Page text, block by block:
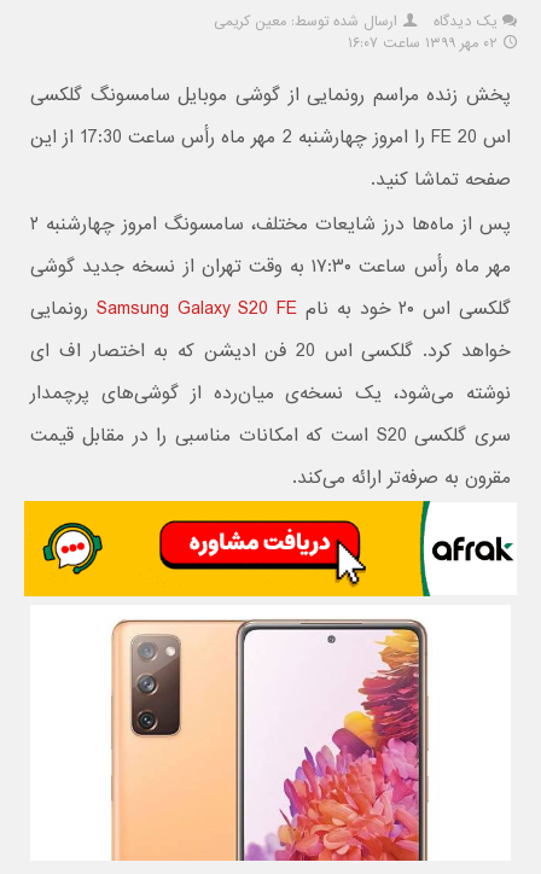
یک دیدگاه
ارسال شده توسط: معین کریمی
۰۲ مهر ۱۳۹۹ ساعت ۱۶:۰۷
پخش زنده مراسم رونمایی از گوشی موبایل سامسونگ گلکسی
اس 20 FE را امروز چهارشنبه 2 مهر ماه رأس ساعت 17:30 از این
صفحه تماشا کنید.
پس از ماه‌ها درز شایعات مختلف، سامسونگ امروز چهارشنبه ۲
مهر ماه رأس ساعت ۱۷:۳۰ به وقت تهران از نسخه جدید گوشی
گلکسی اس ۲۰ خود به نام
Samsung Galaxy S20 FE رونمایی
خواهد کرد. گلکسی اس 20 فن ادیشن که به اختصار اف ای
نوشته می‌شود، یک نسخه‌ی میان‌رده از گوشی‌های پرچمدار
سری گلکسی S20 است که امکانات مناسبی را در مقابل قیمت
مقرون به صرفه‌تر ارائه می‌کند.